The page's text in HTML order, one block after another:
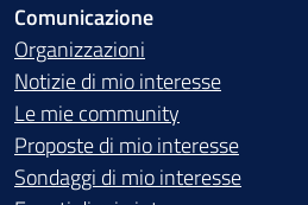
Comunicazione
Organizzazioni
Notizie di mio interesse
Le mie community
Proposte di mio interesse
Sondaggi di mio interesse